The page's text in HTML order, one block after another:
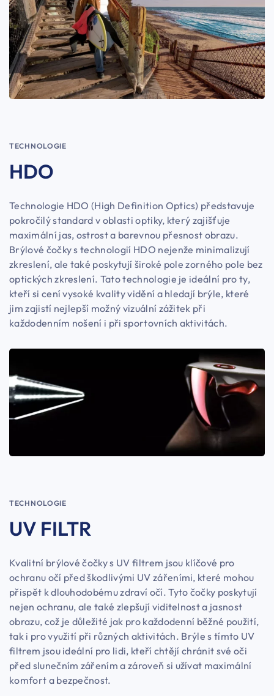
TECHNOLOGIE
HDO
Technologie HDO (High Definition Optics) představuje
pokročilý standard v oblasti optiky, který zajišťuje
maximální jas, ostrost a barevnou přesnost obrazu.
Brýlové čočky s technologií HDO nejenže minimalizují
zkreslení, ale také poskytují široké pole zorného pole bez
optických zkreslení. Tato technologie je ideální pro ty,
kteří si cení vysoké kvality vidění a hledají brýle, které
jim zajistí nejlepší možný vizuální zážitek při
každodenním nošení i při sportovních aktivitách.
TECHNOLOGIE
UV FILTR
Kvalitní brýlové čočky s UV filtrem jsou klíčové pro
ochranu očí před škodlivými UV zářeními, které mohou
přispět k dlouhodobému zdraví očí. Tyto čočky poskytují
nejen ochranu, ale také zlepšují viditelnost a jasnost
obrazu, což je důležité jak pro každodenní běžné použití,
tak i pro využití při různých aktivitách. Brýle s tímto UV
filtrem jsou ideální pro lidi, kteří chtějí chránit své oči
před slunečním zářením a zároveň si užívat maximální
komfort a bezpečnost.